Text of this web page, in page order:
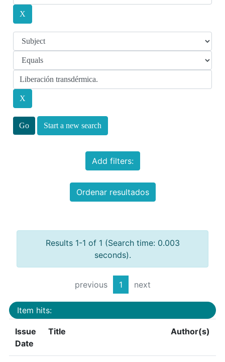
Start a new search
Add filters:
Ordenar resultados
Results 1-1 of 1 (Search time: 0.003
seconds).
previous 1 next
Item hits:
Issue
Date
Title Author(s)